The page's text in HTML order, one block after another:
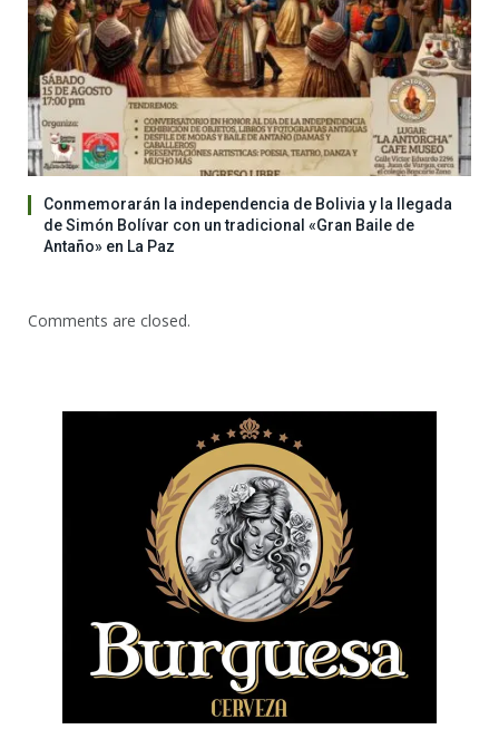
Conmemorarán la independencia de Bolivia y la llegada
de Simón Bolívar con un tradicional «Gran Baile de
Antaño» en La Paz
Comments are closed.